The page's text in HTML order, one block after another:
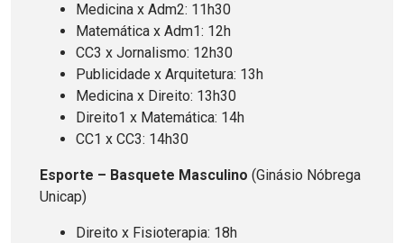
Medicina x Adm2: 11h30
Matemática x Adm1: 12h
CC3 x Jornalismo: 12h30
Publicidade x Arquitetura: 13h
Medicina x Direito: 13h30
Direito1 x Matemática: 14h
CC1 x CC3: 14h30
Esporte – Basquete Masculino (Ginásio Nóbrega
Unicap)
Direito x Fisioterapia: 18h